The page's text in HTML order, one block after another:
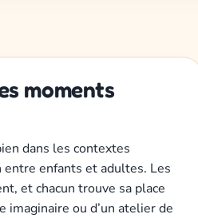
moments
dans les contextes
enfants et adultes. Les
et chacun trouve sa place
imaginaire ou d’un atelier de